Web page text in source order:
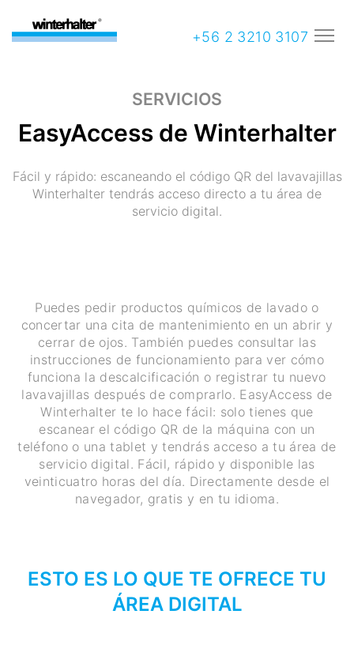
+56 2 3210 3107
SERVICIOS
EasyAccess de Winterhalter
Fácil y rápido: escaneando el código QR del lavavajillas
Winterhalter tendrás acceso directo a tu área de
servicio digital.
Puedes pedir productos químicos de lavado o
concertar una cita de mantenimiento en un abrir y
cerrar de ojos. También puedes consultar las
instrucciones de funcionamiento para ver cómo
funciona la descalcificación o registrar tu nuevo
lavavajillas después de comprarlo. EasyAccess de
Winterhalter te lo hace fácil: solo tienes que
escanear el código QR de la máquina con un
teléfono o una tablet y tendrás acceso a tu área de
servicio digital. Fácil, rápido y disponible las
veinticuatro horas del día. Directamente desde el
navegador, gratis y en tu idioma.
ESTO ES LO QUE TE OFRECE TU
ÁREA DIGITAL